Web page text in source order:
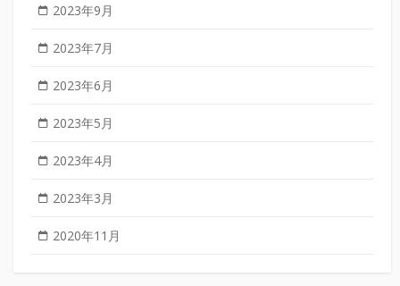
2023年9月
2023年7月
2023年6月
2023年5月
2023年4月
2023年3月
2020年11月